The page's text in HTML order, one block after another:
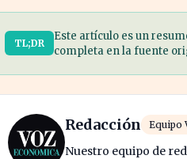
TL;DR
Este artículo es un
completa en la fuente
Redacción Equipo
Nuestro equipo de